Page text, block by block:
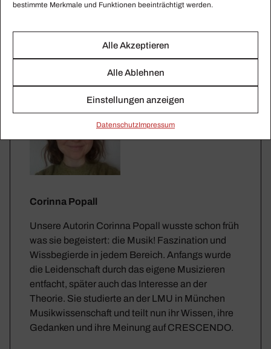
bestimmte Merkmale und Funktionen beeinträchtigt werden.
Alle Akzeptieren
Alle Ablehnen
Einstellungen anzeigen
Daten­schutzImpressum
Corinna Popall
Unsere Autorin Corinna Popall wusste schon früh
was sie begeistert: die Musik! Faszination und
Wissbegierde in jedem Bereich. Anfangs wurde
die Leidenschaft durch das eigene Musizieren
entfacht, später auch das Interesse an der
Theorie. Sie studierte an der LMU in München
Musikwissenschaft und teilt nun ihr Wissen, ihre
Gedanken und ihre Meinung auf CRESCENDO.